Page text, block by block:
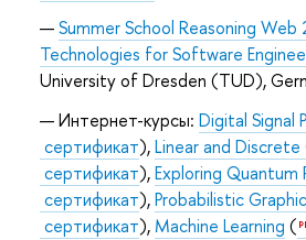
Summer School Reasoning
Technologies for Software
University of Dresden (TUD),
Интернет-курсы: Digital Signal
сертификат),Linear and
сертификат),Exploring Quantum
сертификат),Probabilistic
сертификат), Machine Learning (